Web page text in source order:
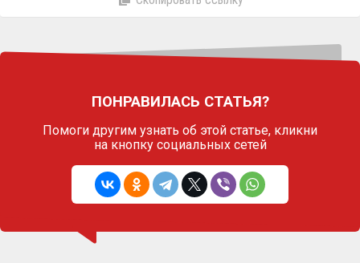
ПОНРАВИЛАСЬ СТАТЬЯ?
Помоги другим узнать об этой статье, кликни
на кнопку социальных сетей